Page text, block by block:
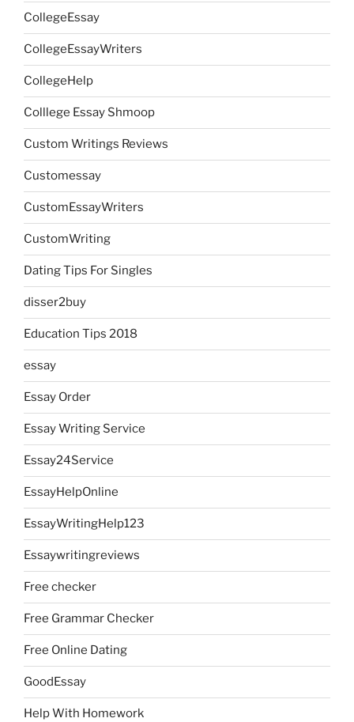
CollegeEssay
CollegeEssayWriters
CollegeHelp
Colllege Essay Shmoop
Custom Writings Reviews
Customessay
CustomEssayWriters
CustomWriting
Dating Tips For Singles
disser2buy
Education Tips 2018
essay
Essay Order
Essay Writing Service
Essay24Service
EssayHelpOnline
EssayWritingHelp123
Essaywritingreviews
Free checker
Free Grammar Checker
Free Online Dating
GoodEssay
Help With Homework